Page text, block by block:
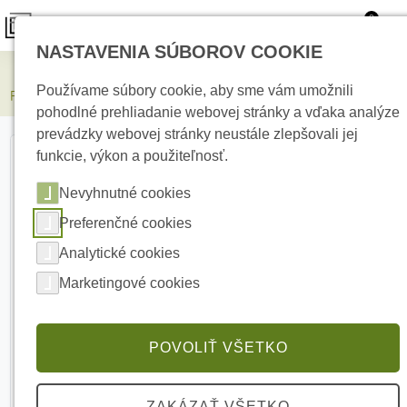
0
PARADOX IP180 / Wifi antena Internetový modul
NASTAVENIA SÚBOROV COOKIE
Používame súbory cookie, aby sme vám umožnili
pohodlné prehliadanie webovej stránky a vďaka analýze
prevádzky webovej stránky neustále zlepšovali jej
funkcie, výkon a použiteľnosť.
Nevyhnutné cookies
Preferenčné cookies
Analytické cookies
Marketingové cookies
POVOLIŤ VŠETKO